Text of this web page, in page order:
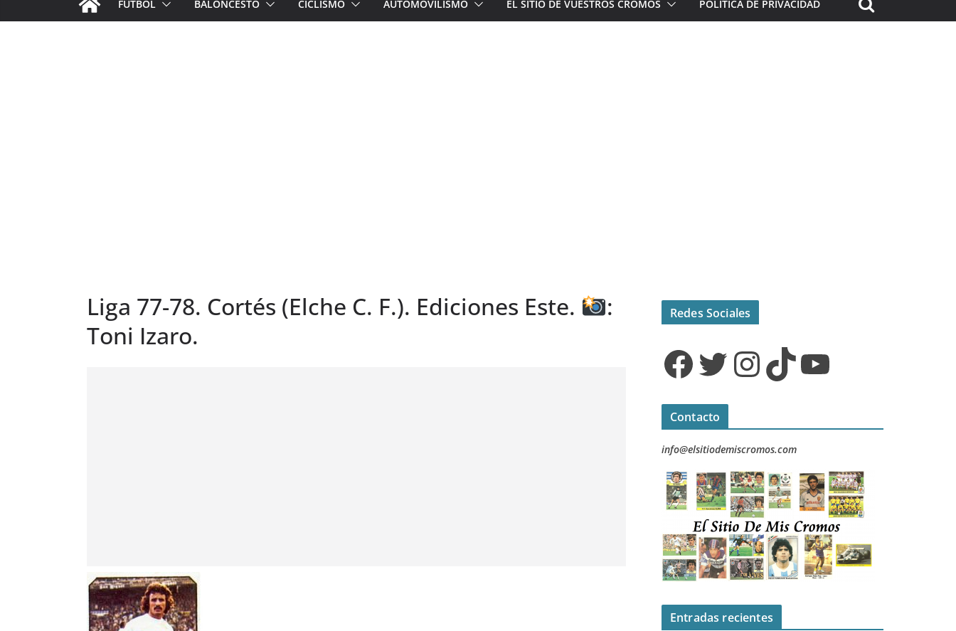
FÚTBOL BALONCESTO CICLISMO AUTOMOVILISMO EL SITIO DE VUESTROS CROMOS POLÍTICA DE PRIVACIDAD
Liga 77-78. Cortés (Elche C. F.). Ediciones Este.
:
Toni Izaro.
Redes Sociales
Facebook Twitter InstagramTikTok YouTube
Contacto
info@elsitiodemiscromos.com
Entradas recientes